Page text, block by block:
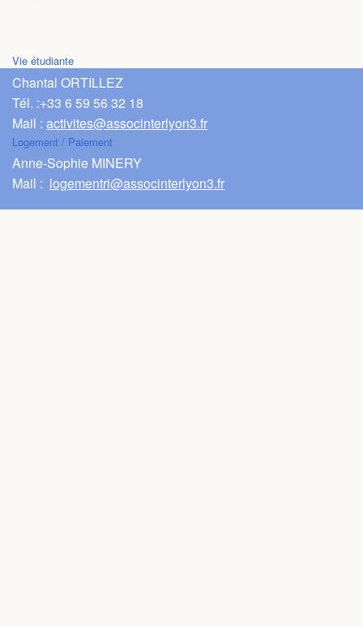
Vie étudiante
Chantal ORTILLEZ
Tél. :+33 6 59 56 32 18
Mail : activites@associnterlyon3.fr
Logement / Paiement
Anne-Sophie MINERY
Mail : logementri@associnterlyon3.fr